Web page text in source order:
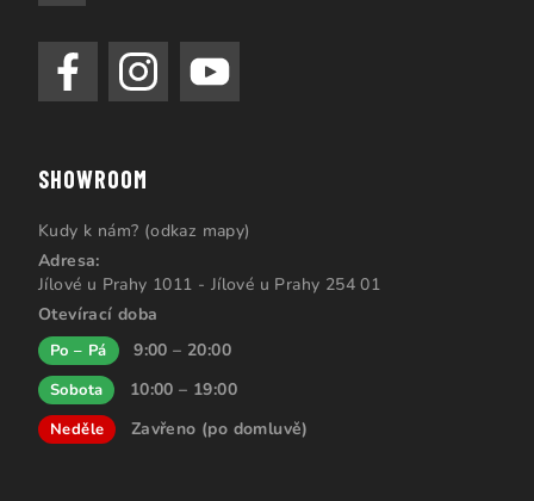
SHOWROOM
Kudy k nám? (odkaz mapy)
Adresa:
Jílové u Prahy 1011 - Jílové u Prahy 254 01
Otevírací doba
Po – Pá 9:00 – 20:00
Sobota 10:00 – 19:00
Neděle Zavřeno (po domluvě)